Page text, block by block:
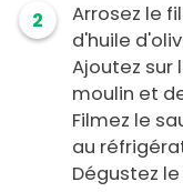
2
Arrosez le
d'huile
Ajoutez sur
moulin et
Filmez le
au
Dégustez